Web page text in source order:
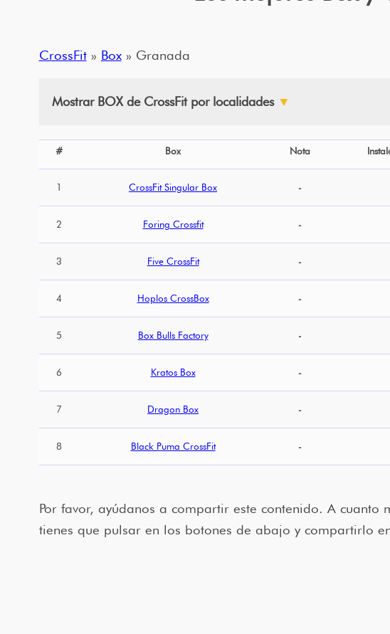
CrossFit» Box» Granada
Mostrar BOX de CrossFit por localidades ▼
# Box Nota
1 CrossFit Singular Box -
2 Foring Crossfit -
3 Five CrossFit -
4 Hoplos CrossBox -
5 Box Bulls Factory -
6 Kratos Box -
7 Dragon Box -
8 Black Puma CrossFit -
Por favor, ayúdanos a compartir este contenido. A
tienes que pulsar en los botones de abajo y compartirlo